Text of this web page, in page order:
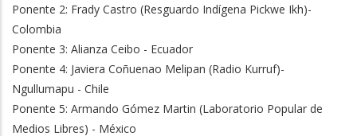
Ponente 2: Frady Castro (Resguardo Indígena Pickwe Ikh)-
Colombia
Ponente 3: Alianza Ceibo - Ecuador
Ponente 4: Javiera Coñuenao Melipan (Radio Kurruf)-
Ngullumapu - Chile
Ponente 5: Armando Gómez Martin (Laboratorio Popular de
Medios Libres) - México